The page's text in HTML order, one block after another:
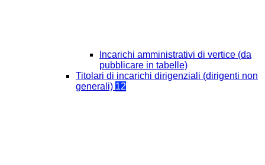
Incarichi amministrativi di vertice (da
pubblicare in tabelle)
Titolari di incarichi dirigenziali (dirigenti non
generali) 12